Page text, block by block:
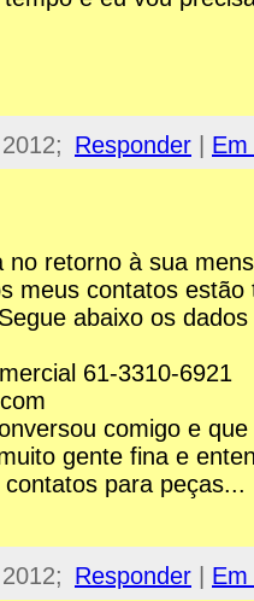
Responder
GTX
no retorno à sua
meus contatos estão
abaixo os
61-3310-6921
comigo e
gente fina e
para peças...
Responder